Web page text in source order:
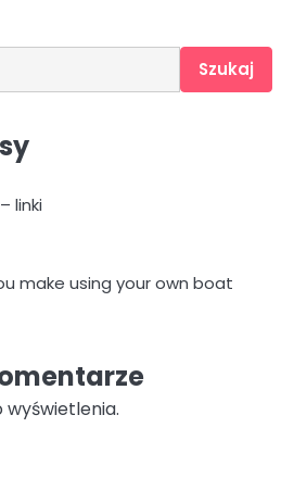
Szukaj
linki
make using your own boat